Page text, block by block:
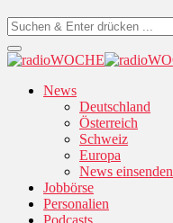
News
Deutschland
Österreich
Schweiz
Europa
News einsenden
Jobbörse
Personalien
Podcasts